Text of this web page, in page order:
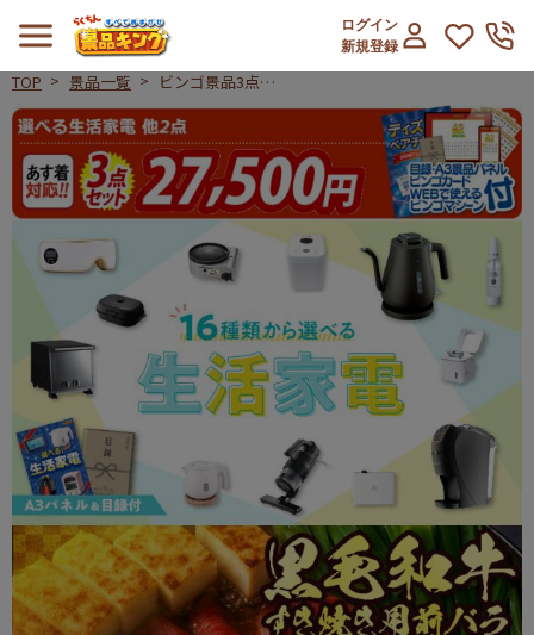
ログイン
新規登録
TOP 景品一覧
ビンゴ景品3点セ
ット【選べる生活
家電/国産黒毛和
牛前バラすき焼き
用300g 他】A3パ
ネル・目録付き<
送料無料>
ビンゴ景品3点セット【選べる生